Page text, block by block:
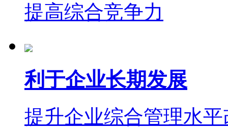
提高综合竞争力
利于企业长期发展
提升企业综合管理水平